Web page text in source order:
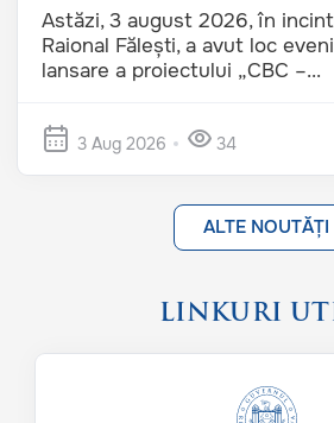
Astăzi, 3 august 2026, în
Raional Fălești, a avut loc
lansare a proiectului „CBC –...
3 Aug 2026 34
ALTE NOUTĂȚI
LINKURI